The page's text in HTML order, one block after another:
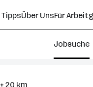
Über UnsFür
Jobsuche